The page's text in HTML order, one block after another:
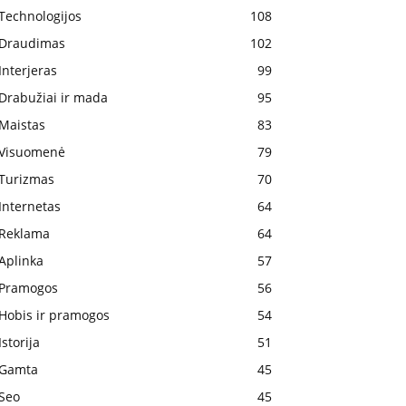
108
102
99
ir mada
95
83
79
70
64
64
57
56
ir pramogos
54
51
45
45